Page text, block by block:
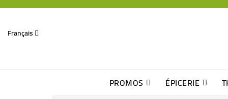
Français
PROMOS ÉPICERIE